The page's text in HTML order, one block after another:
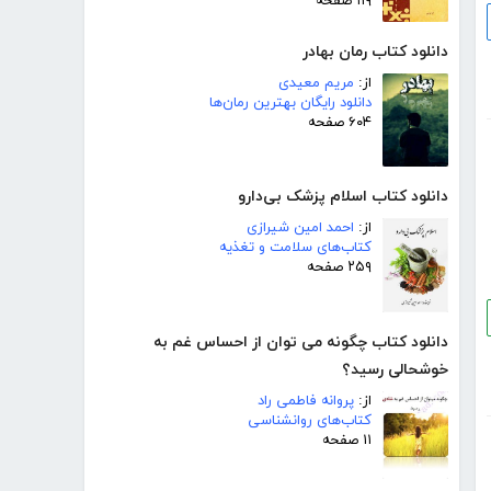
دانلود کتاب رمان بهادر
از: مریم معیدی
دانلود رایگان بهترین رمان‌ها
۶۰۴ صفحه
دانلود کتاب اسلام پزشک بی‌دارو
از: احمد امین شیرازی
کتاب‌های سلامت و تغذیه
۲۵۹ صفحه
دانلود کتاب چگونه می توان از احساس غم به
خوشحالی رسید؟
از: پروانه فاطمی راد
کتاب‌های روانشناسی
۱۱ صفحه